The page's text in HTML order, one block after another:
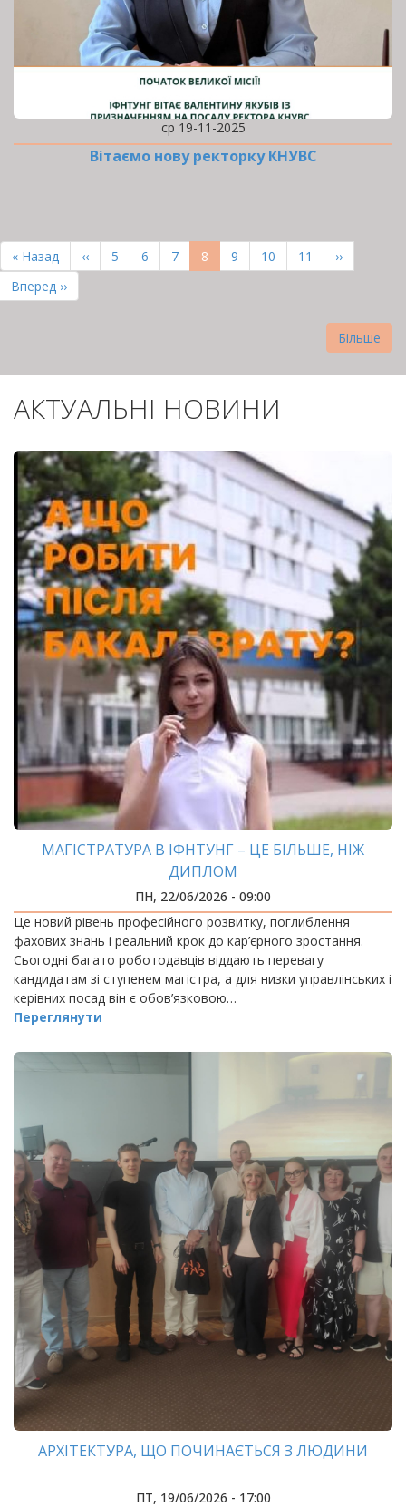
ср 19-11-2025
Вітаємо нову ректорку КНУВС
НА
СТОРІНКИ
Перша
сторінка
« Назад
Попередня
сторінка
‹‹ Page
5 Page
6 Page
7
Поточна
сторінка
8 Page
9 Page
10 Page
11
Наступна
сторінка
››
Остання
сторінка
Вперед ››
Більше
АКТУАЛЬНІ НОВИНИ
МАГІСТРАТУРА В ІФНТУНГ – ЦЕ БІЛЬШЕ, НІЖ
ДИПЛОМ
ПН, 22/06/2026 - 09:00
Це новий рівень професійного розвитку, поглиблення
фахових знань і реальний крок до кар’єрного зростання.
Сьогодні багато роботодавців віддають перевагу
кандидатам зі ступенем магістра, а для низки управлінських і
керівних посад він є обов’язковою…
Переглянути
АРХІТЕКТУРА, ЩО ПОЧИНАЄТЬСЯ З ЛЮДИНИ
ПТ, 19/06/2026 - 17:00